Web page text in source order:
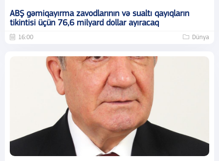
ABŞ gəmiqayırma zavodlarının və sualtı qayıqların
tikintisi üçün 76,6 milyard dollar ayıracaq
16:00 Dünya